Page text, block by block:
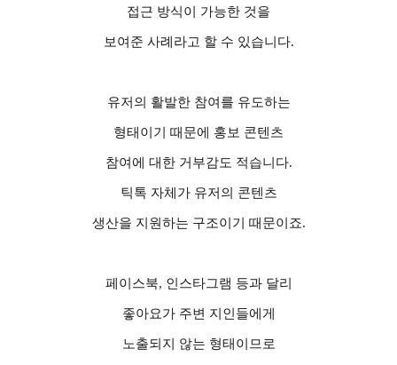
접근 방식이 가능한 것을
보여준 사례라고 할 수 있습니다.
유저의 활발한 참여를 유도하는
형태이기 때문에 홍보 콘텐츠
참여에 대한 거부감도 적습니다.
틱톡 자체가 유저의 콘텐츠
생산을 지원하는 구조이기 때문이죠.
페이스북, 인스타그램 등과 달리
좋아요가 주변 지인들에게
노출되지 않는 형태이므로